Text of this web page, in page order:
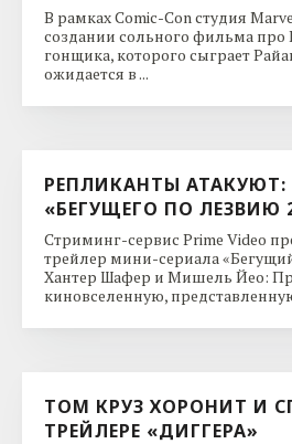
В рамках Comic-Con студия
создании сольного фильма про
гонщика, которого сыграет
ожидается в ...
РЕПЛИКАНТЫ АТАКУЮТ:
«БЕГУЩЕГО ПО ЛЕЗВИЮ
Стриминг-сервис Prime Video
трейлер мини-сериала
Хантер Шафер и Мишель Йео:
киновселенную,
ТОМ КРУЗ ХОРОНИТ И
ТРЕЙЛЕРЕ «ДИГГЕРА»